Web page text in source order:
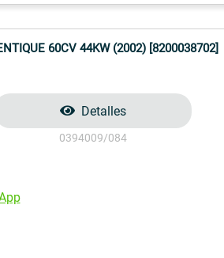
60CV 44KW (2002) [8200038702]
Detalles
0394009/084